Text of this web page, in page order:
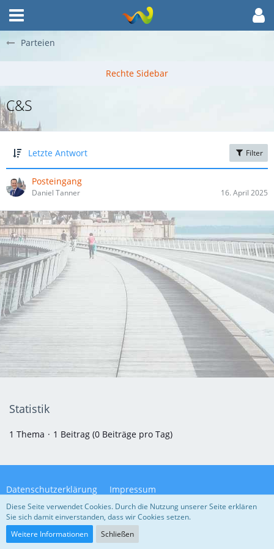
Parteien
C&S
Letzte Antwort Filter
Posteingang
Daniel Tanner 16. April 2025
Statistik
1 Thema 1 Beitrag (0 Beiträge pro Tag)
Datenschutzerklärung Impressum
Community-Software:
Diese Seite verwendet Cookies. Durch die Nutzung unserer Seite erklären
Sie sich damit einverstanden, dass wir Cookies setzen.
Weitere Informationen
Schließen